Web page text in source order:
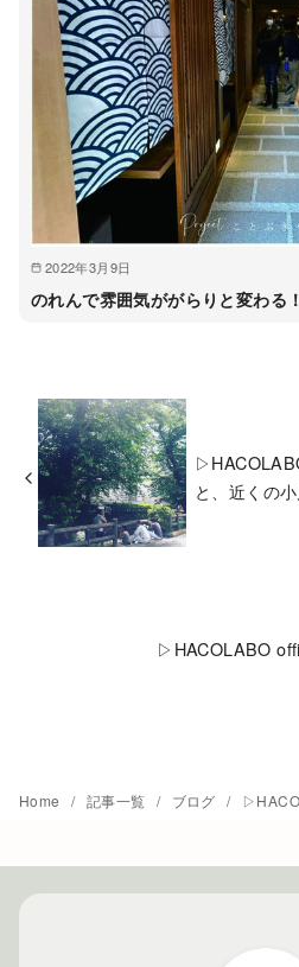
2022年3月9日
のれんで雰囲気ががらりと変わる！
と、近くの
▷︎HACOLABO
Home 記事一覧 ブログ